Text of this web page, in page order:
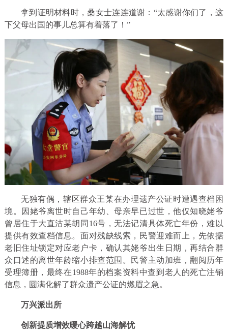
拿到证明材料时，桑女士连连道谢：“太感谢你们了，这
下父母出国的事儿总算有着落了！”
无独有偶，辖区群众王某在办理遗产公证时遭遇查档困
境。因姥爷离世时自己年幼、母亲早已过世，他仅知晓姥爷
曾居住于大直沽某胡同16号，无法记清具体死亡年份，难以
提供有效查档信息。面对残缺线索，民警迎难而上，先依据
老旧住址锁定对应老户卡，确认其姥爷出生日期，再结合群
众口述的离世年龄缩小排查范围。民警主动加班，翻阅历年
受理簿册，最终在1988年的档案资料中查到老人的死亡注销
信息，圆满化解了群众遗产公证的燃眉之急。
万兴派出所
创新提质增效暖心跨越山海解忧